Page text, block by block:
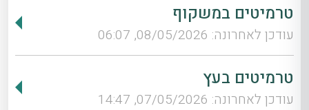
טרמיטים במשקוף
עודכן לאחרונה: 08/05/2026, 06:07
טרמיטים בעץ
עודכן לאחרונה: 07/05/2026, 14:47